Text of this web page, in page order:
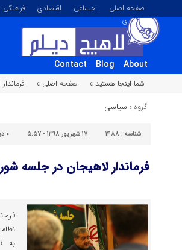
صفحه اصلی اجتماعی اقتصادی
تصویری
About
Blog
Contact
شما اینجا هستید »
صفحه اصلی »
گروه : سیاسی
شناسه : ۱۴۸۸ ۱۷ شهریور ۱۳۹۸ - ۵:۵۷ ۰
فرماندار لاهیجان در جلسه
به